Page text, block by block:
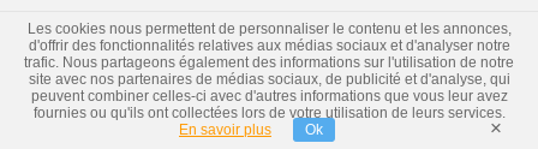
Les cookies nous permettent de personnaliser le contenu et les annonces,
d'offrir des fonctionnalités relatives aux médias sociaux et d'analyser notre
trafic. Nous partageons également des informations sur l'utilisation de notre
site avec nos partenaires de médias sociaux, de publicité et d'analyse, qui
peuvent combiner celles-ci avec d'autres informations que vous leur avez
fournies ou qu'ils ont collectées lors de votre utilisation de leurs services.
En savoir plus
Ok ×